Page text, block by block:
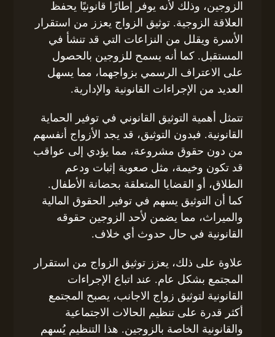
الزوجين، وذلك لأنه يوفر إطارًا قانونيًا يحفظ
العلاقة الزوجية. توثيق الزواج يعزز من استقرار
الأسرة ويقلل من النزاعات التي قد تنشأ في
المستقبل. كما أنه يسمح للزوجين بالحصول
على الاعتراف الرسمي بزواجهما، مما يسهل
العديد من الإجراءات القانونية والإدارية.
تتمثل أهمية التوثيق القانوني في توفير الحماية
القانونية. فبدون التوثيق، قد يجد الأزواج أنفسهم
من دون حقوق مشروعة، مما يؤدي إلى عواقب
قد تكون وخيمة، مثل صعوبة إثبات ودعم
الطلاق، أو القضايا المتعلقة بحضانة الأطفال.
كما أن التوثيق يسهم في توفير الحقوق المالية
والميراث، مما يضمن لأحد الزوجين حقوقه
القانونية في حال حدوث أي خلاف.
علاوة على ذلك، يعزز توثيق الزواج من استقرار
المجتمع بشكل عام. عند اتباع الإجراءات
القانونية لتوثيق زواج الاجانب، يصبح المجتمع
أكثر قدرة على تنظيم الحالات الاجتماعية
والقانونية الخاصة بالزوجين. هذا التنظيم يُسهم